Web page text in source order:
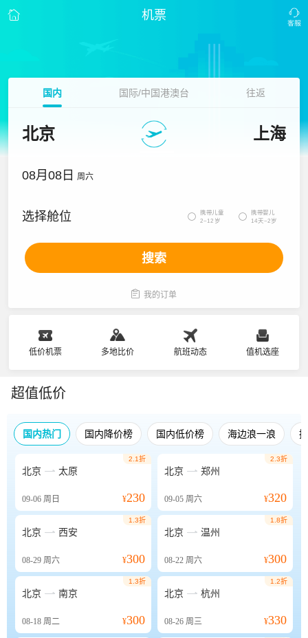
机票
国内 国际/中国港澳台 往返
北京 上海
08月08日 周六
选择舱位  携带儿童
2~12岁  携带婴儿
14天~2岁
搜索
 我的订单
低价机票 多地比价 航班动态 值机选座
超值低价
国内热门 国内降价榜 国内低价榜 海边浪一浪
2.1折
北京  太原
09-06 周日 ¥230
1.3折
北京  西安
08-29 周六 ¥300
1.3折
北京  南京
08-18 周二 ¥300
2.3折
北京 郑州
09-05 周六 ¥320
1.8折
北京 温州
08-22 周六 ¥300
1.2折
北京 杭州
08-26 周三 ¥330